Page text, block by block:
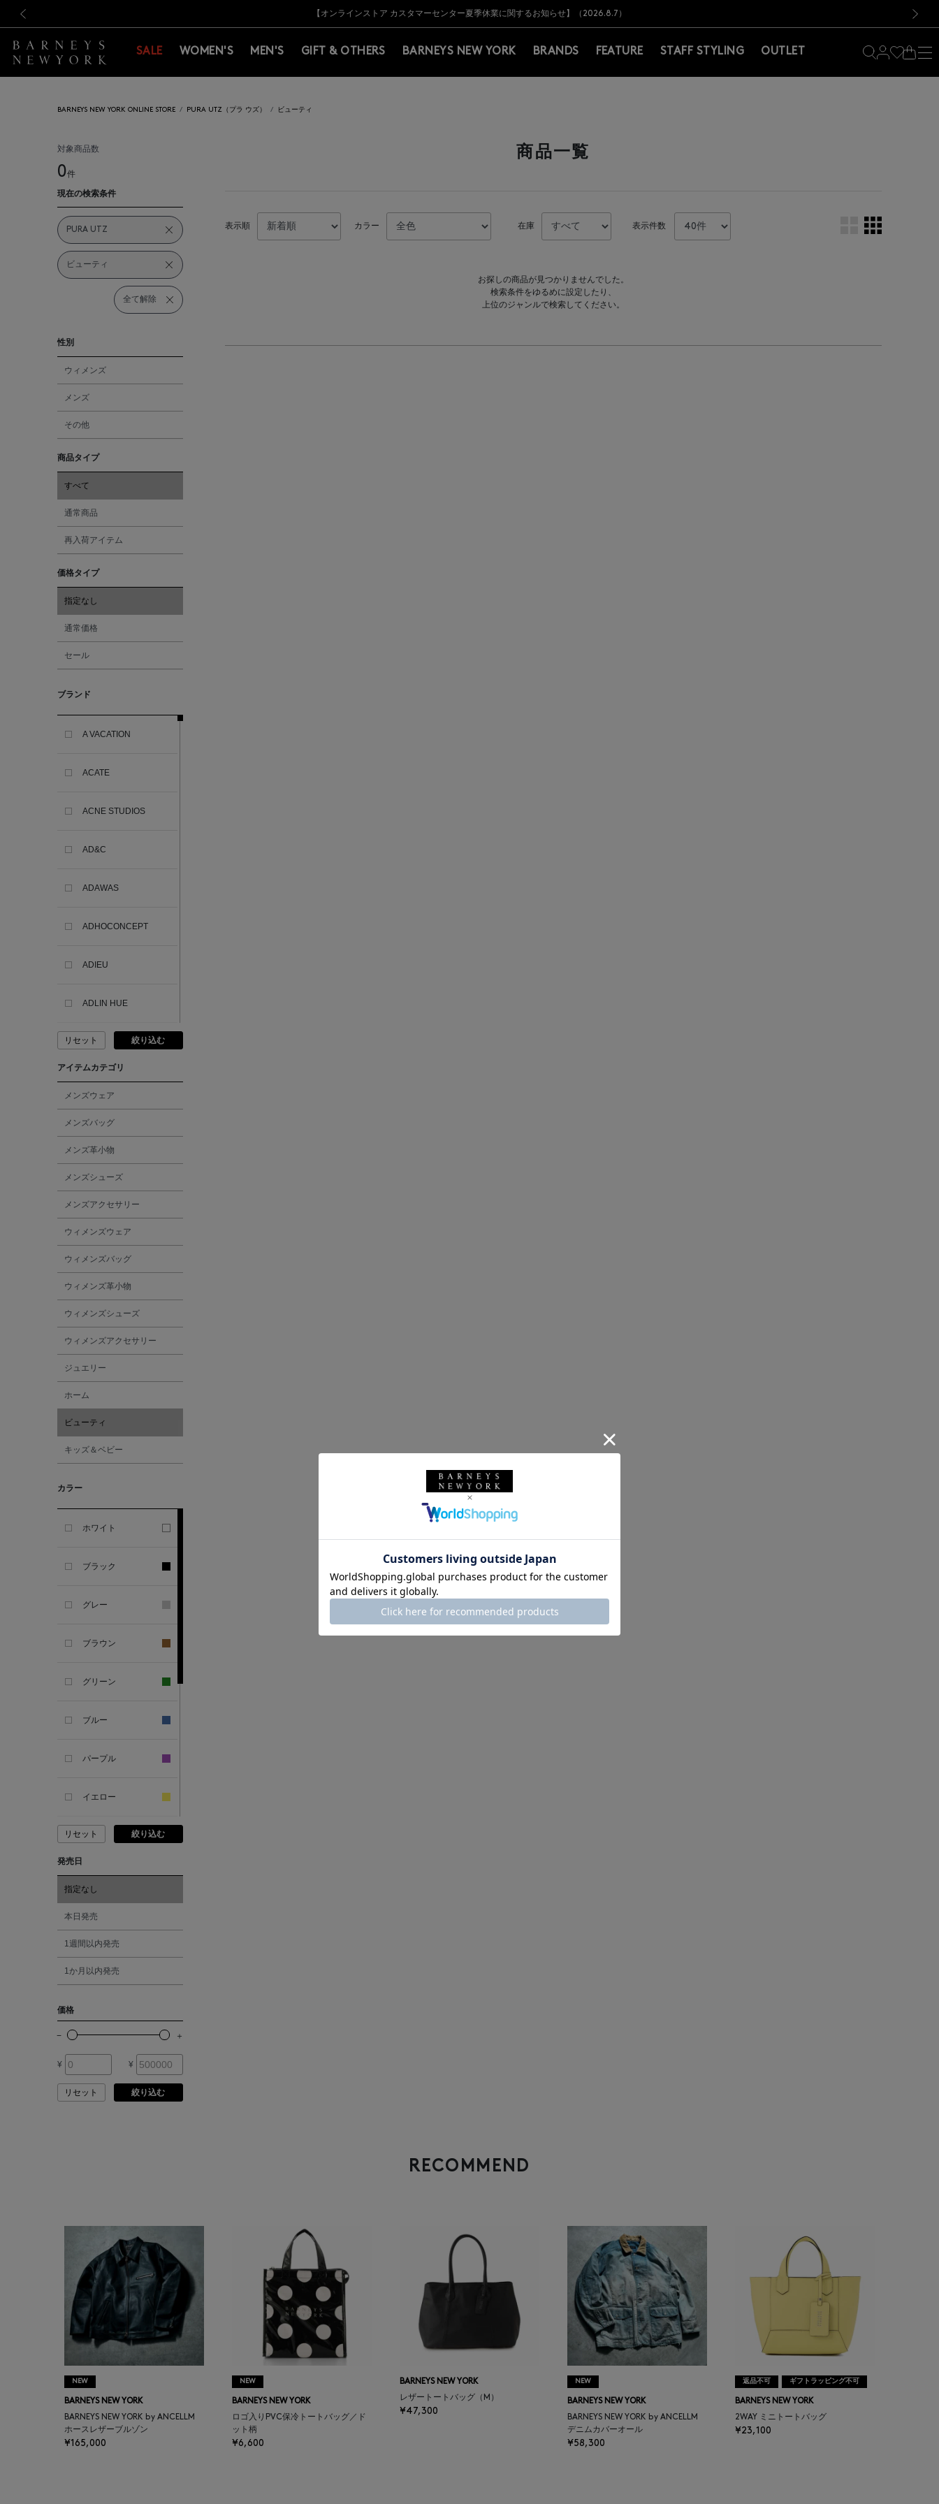
新規登録のお客様も対象！＜MY BARNEYS＞会員のお客様は11,000円（税込）以上のお買上げで常時送料無料！お買い物の際は会員登録を！
【夏季休業に伴う出荷一時停止のお知らせ】(2026.8.7)
【オンラインストア カスタマーセンター夏季休業に関するお知らせ】（2026.8.7）
【夏季休業に伴う返品・交換承り一時停止のお知らせ】（2026.8.5）
熊本県を中心とした地震の影響によるお荷物のお届けについて
【開催中】SUMMER SALEのご案内・ご注意事項
新規登録のお客様も対象！＜MY BARNEYS＞会員のお客様は11,000円（税込）以上のお買上げで常時送料無料！お買い物の際は会員登録を！
【夏季休業に伴う出荷一時停止のお知らせ】(2026.8.7)
SALE WOMEN'S MEN'S GIFT & OTHERS BARNEYS NEW YORK BRANDS FEATURE STAFF STYLING OUTLET
BARNEYS NEW YORK ONLINE STORE PURA UTZ（プラ ウズ） ビューティ
対象商品数
0件
現在の検索条件
PURA UTZ
ビューティ
全て解除
性別
ウィメンズ
メンズ
その他
商品タイプ
すべて
通常商品
再入荷アイテム
価格タイプ
指定なし
通常価格
セール
ブランド
A VACATION
ACATE
ACNE STUDIOS
AD&C
ADAWAS
ADHOCONCEPT
ADIEU
ADLIN HUE
ADVISORY BOARD
AESOP
ALBERT THURSTON
ALESSANDRO
GHERARDI
ALL THE WAYS TO SAY
ALPO
ALTEA
AMOMENTO
ANCIENT GREEK
ATELIER AMBOISE
FIRENZE
AURALEE
BALENCIAGA
BARBA
BARNEYS NEW YORK
BASERANGE
BE.ABLE
リセット 絞り込む
アイテムカテゴリ
メンズウェア
メンズバッグ
メンズ革小物
メンズシューズ
メンズアクセサリー
ウィメンズウェア
ウィメンズバッグ
ウィメンズ革小物
ウィメンズシューズ
ウィメンズアクセサリー
ジュエリー
ホーム
ビューティ
キッズ＆ベビー
カラー
ホワイト
ブラック
グレー
ブラウン
グリーン
ブルー
パープル
イエロー
ピンク
レッド
オレンジ
シルバー
リセット 絞り込む
発売日
指定なし
本日発売
1週間以内発売
1か月以内発売
価格
¥ ¥
リセット 絞り込む
商品一覧
表示順 カラー 在庫 表示件数
お探しの商品が見つかりませんでした。
検索条件をゆるめに設定したり、
上位のジャンルで検索してください。
RECOMMEND
NEW
BARNEYS NEW YORK
BARNEYS NEW YORK by ANCELLM
ホースレザーブルゾン
¥165,000
NEW
BARNEYS NEW YORK
ロゴ入りPVC保冷トートバッグ／ド
ット柄
¥6,600
BARNEYS NEW YORK
レザートートバッグ（M）
¥47,300
NEW
BARNEYS NEW YORK
BARNEYS NEW YORK by ANCELLM
デニムカバーオール
¥58,300
返品不可 ギフトラッピング不可
BARNEYS NEW YORK
2WAY ミニトートバッグ
¥23,100